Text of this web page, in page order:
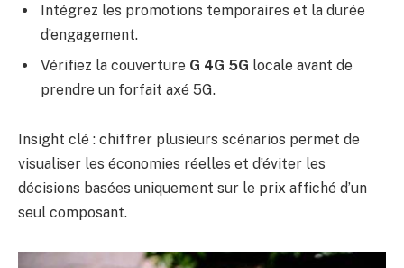
Intégrez les promotions temporaires et la durée
d’engagement.
Vérifiez la couverture G 4G 5G locale avant de
prendre un forfait axé 5G.
Insight clé : chiffrer plusieurs scénarios permet de
visualiser les économies réelles et d’éviter les
décisions basées uniquement sur le prix affiché d’un
seul composant.